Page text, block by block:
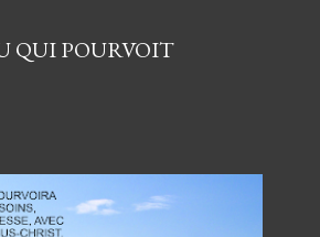
QUI POURVOIT